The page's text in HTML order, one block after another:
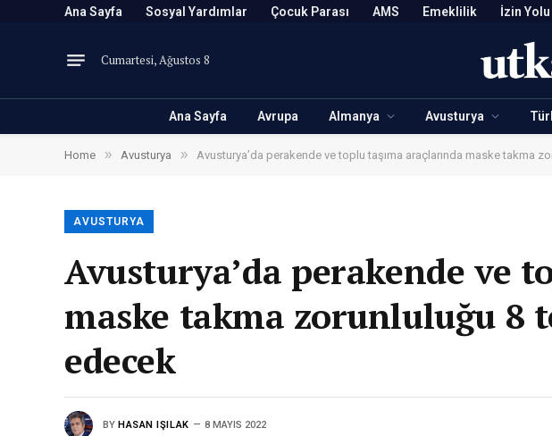
Ana Sayfa Sosyal Yardımlar Çocuk Parası AMS Emeklilik İzin Yolu
Cumartesi, Ağustos 8
Ana Sayfa Avrupa Almanya Avusturya
Home » Avusturya » Avusturya’da perakende ve toplu taşıma araçlarında maske takma
AVUSTURYA
Avusturya’da perakende ve
maske takma zorunluluğu 8
edecek
BY HASAN IŞILAK 8 MAYIS 2022